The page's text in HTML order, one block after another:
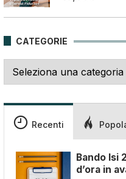
originale
25,00€.
attuale
CATEGORIE
Recenti
Bando Isi
d’ora in